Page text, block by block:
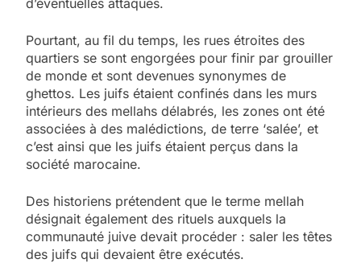
Pourtant, au fil du temps, les rues étroites des
quartiers se sont engorgées pour finir par grouiller
de monde et sont devenues synonymes de
ghettos. Les juifs étaient confinés dans les murs
intérieurs des mellahs délabrés, les zones ont été
associées à des malédictions, de terre ‘salée’, et
c’est ainsi que les juifs étaient perçus dans la
société marocaine.
Des historiens prétendent que le terme mellah
désignait également des rituels auxquels la
communauté juive devait procéder : saler les têtes
des juifs qui devaient être exécutés.